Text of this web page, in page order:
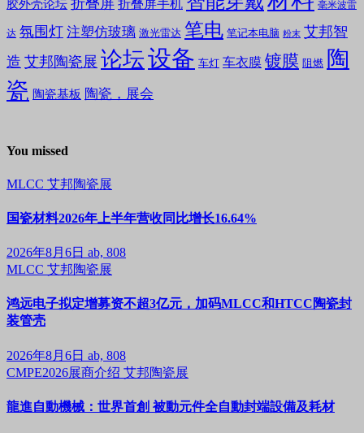
胶外壳论坛 折叠屏手机 毫米波雷
达 氛围灯 注塑仿玻璃 激光雷达 笔电 笔记本电脑 粉末 艾邦智
造 艾邦陶瓷展 论坛设备 车灯 车衣膜 镀膜 阻燃 陶
瓷 陶瓷基板 陶瓷，展会
You missed
MLCC 艾邦陶瓷展
国瓷材料2026年上半年营收同比增长16.64%
2026年8月6日 ab, 808
MLCC 艾邦陶瓷展
鸿远电子拟定增募资不超3亿元，加码MLCC和HTCC陶瓷封
装管壳
2026年8月6日 ab, 808
CMPE2026展商介绍 艾邦陶瓷展
龍進自動機械：世界首創 被動元件全自動封端設備及耗材